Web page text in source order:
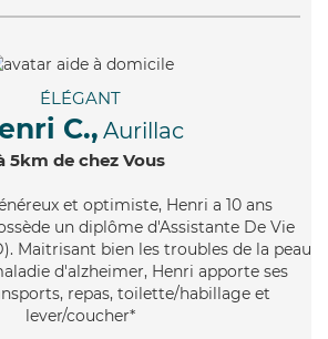
ÉLÉGANT
C., Aurillac
5km de chez Vous
et optimiste, Henri a 10 ans
un diplôme d'Assistante De Vie
Maitrisant bien les troubles de la peau
d'alzheimer, Henri apporte ses
repas, toilette/habillage et
lever/coucher*